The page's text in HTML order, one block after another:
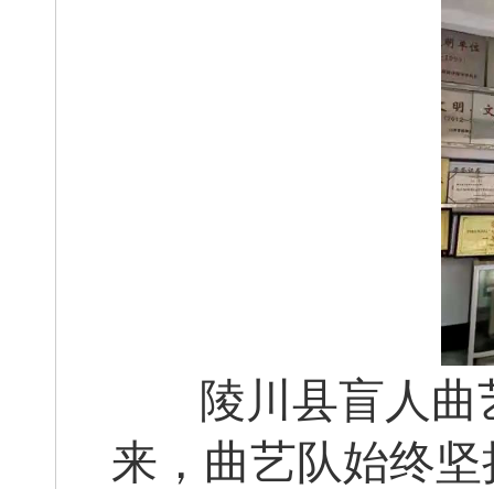
陵川县盲人曲
来，曲艺队始终